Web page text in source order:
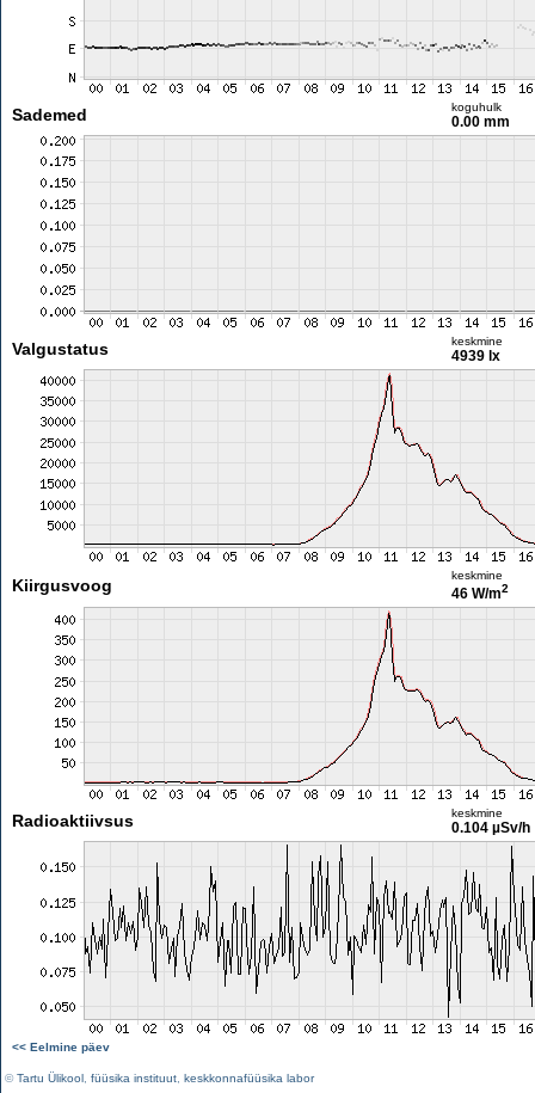
Sademed koguhulk
0.00 mm
Valgustatus keskmine
4939 lx
Kiirgusvoog
keskmine
46 W/m2
Radioaktiivsus keskmine
0.104 µSv/h
<< Eelmine päev
©Tartu Ülikool füüsika instituut keskkonnafüüsika labor